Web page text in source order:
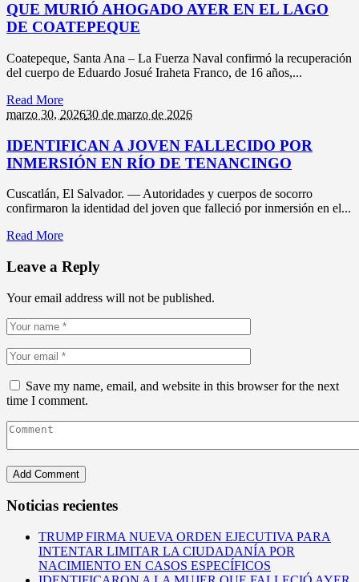
QUE MURIÓ AHOGADO AYER EN EL LAGO
DE COATEPEQUE
Coatepeque, Santa Ana – La Fuerza Naval confirmó la recuperación
del cuerpo de Eduardo Josué Iraheta Franco, de 16 años,...
Read More
marzo 30, 202630 de marzo de 2026
IDENTIFICAN A JOVEN FALLECIDO POR
INMERSIÓN EN RÍO DE TENANCINGO
Cuscatlán, El Salvador. — Autoridades y cuerpos de socorro
confirmaron la identidad del joven que falleció por inmersión en el...
Read More
Leave a Reply
Your email address will not be published.
Save my name, email, and website in this browser for the next
time I comment.
Noticias recientes
TRUMP FIRMA NUEVA ORDEN EJECUTIVA PARA
INTENTAR LIMITAR LA CIUDADANÍA POR
NACIMIENTO EN CASOS ESPECÍFICOS